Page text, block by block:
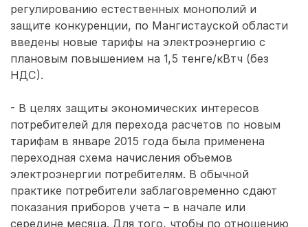
регулированию естественных монополий и
защите конкуренции, по Мангистауской области
введены новые тарифы на электроэнергию с
плановым повышением на 1,5 тенге/кВтч (без
НДС).
- В целях защиты экономических интересов
потребителей для перехода расчетов по новым
тарифам в январе 2015 года была применена
переходная схема начисления объемов
электроэнергии потребителям. В обычной
практике потребители заблаговременно сдают
показания приборов учета – в начале или
середине месяца. Для того, чтобы по отношению